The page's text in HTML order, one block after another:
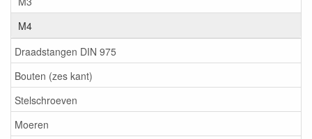
M4
Draadstangen DIN 975
Bouten (zes kant)
Stelschroeven
Moeren